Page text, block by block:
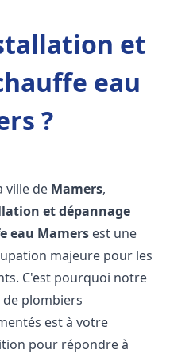
et
eau
?
ville de Mamers,
et dépannage
eau Mamers est une
majeure pour les
C'est pourquoi notre
de plombiers
est à votre
pour répondre à